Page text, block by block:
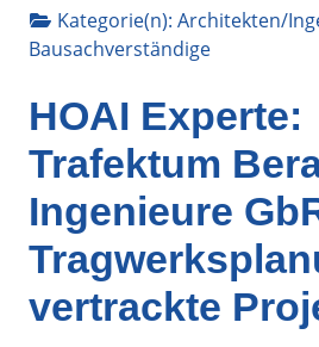
Kategorie(n): Architekten/
Bausachverständige
HOAI Experte:
Trafektum
Ingenieure
vertrackte